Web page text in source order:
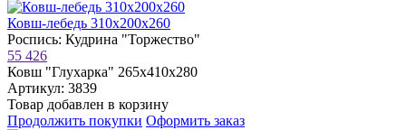
Ковш-лебедь 310х200х260
Роспись: Кудрина "Торжество"
55 426
Ковш "Глухарка" 265х410х280
Артикул: 3839
Товар добавлен в корзину
Продолжить покупки Оформить заказ